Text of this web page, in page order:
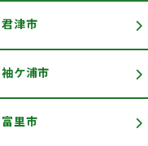
君津市
袖ケ浦市
富里市